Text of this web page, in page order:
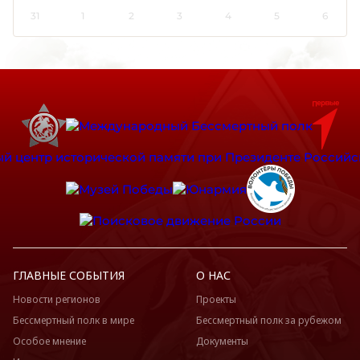
Курская область
Липецкая область
Луганская Народная Республика
Магаданская область
Марий Эл
Мордовия
Мурманская область
Ненецкий АО
Нижегородская область
Новгородская область
31 1 2 3 4 5 6
ГЛАВНЫЕ СОБЫТИЯ
Новости регионов
Бессмертный полк в мире
Особое мнение
О НАС
Проекты
Бессмертный полк за рубежом
Документы